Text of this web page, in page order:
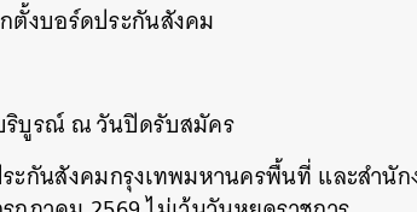
ตั้งบอร์ดประกันสังคม
ริบูรณ์ ณ วันปิดรับสมัคร
ะกันสังคมกรุงเทพมหานครพื้นที่ และสำนั